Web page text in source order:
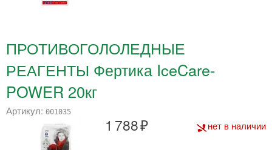
ПРОТИВОГОЛОЛЕДНЫЕ
РЕАГЕНТЫ Фертика IceCare-
POWER 20кг
Артикул: 001035
1 788 нет в наличии